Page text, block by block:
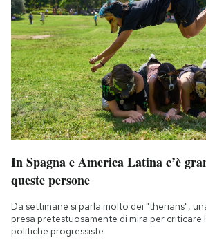
In Spagna e America Latina c’è
queste persone
Da settimane si parla molto dei "therians",
presa pretestuosamente di mira per criticare
politiche progressiste